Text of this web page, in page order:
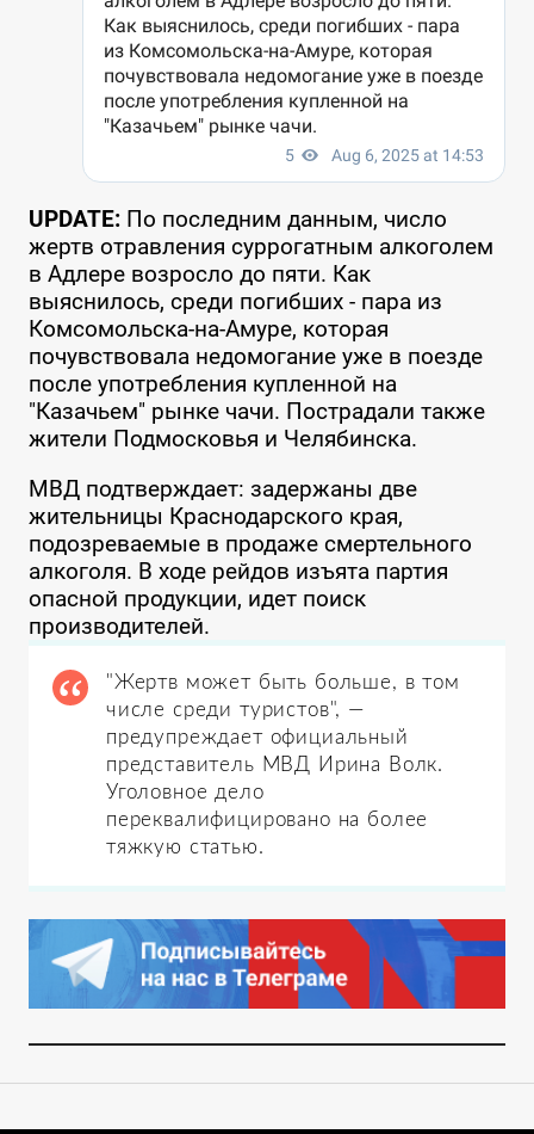
UPDATE:По последним данным, число
жертв отравления суррогатным алкоголем
в Адлере возросло до пяти. Как
выяснилось, среди погибших - пара из
Комсомольска-на-Амуре, которая
почувствовала недомогание уже в поезде
после употребления купленной на
"Казачьем" рынке чачи. Пострадали также
жители Подмосковья и Челябинска.
МВД подтверждает: задержаны две
жительницы Краснодарского края,
подозреваемые в продаже смертельного
алкоголя. В ходе рейдов изъята партия
опасной продукции, идет поиск
производителей.
"Жертв может быть больше, в том
числе среди туристов", —
предупреждает официальный
представитель МВД Ирина Волк.
Уголовное дело
переквалифицировано на более
тяжкую статью.